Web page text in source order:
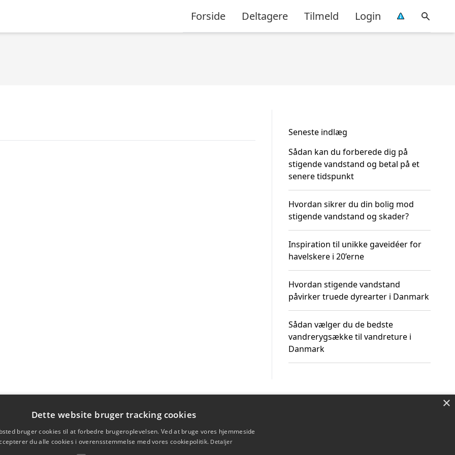
Forside Deltagere Tilmeld Login
Seneste indlæg
Sådan kan du forberede dig på
stigende vandstand og betal på et
senere tidspunkt
Hvordan sikrer du din bolig mod
stigende vandstand og skader?
Inspiration til unikke gaveidéer for
havelskere i 20’erne
Hvordan stigende vandstand
påvirker truede dyrearter i Danmark
Sådan vælger du de bedste
vandrerygsække til vandreture i
Danmark
×
Dette website bruger tracking cookies
bruger cookies til at forbedre brugeroplevelsen. Ved at bruge vores hjemmeside
du alle cookies i overensstemmelse med vores cookiepolitik. Detaljer